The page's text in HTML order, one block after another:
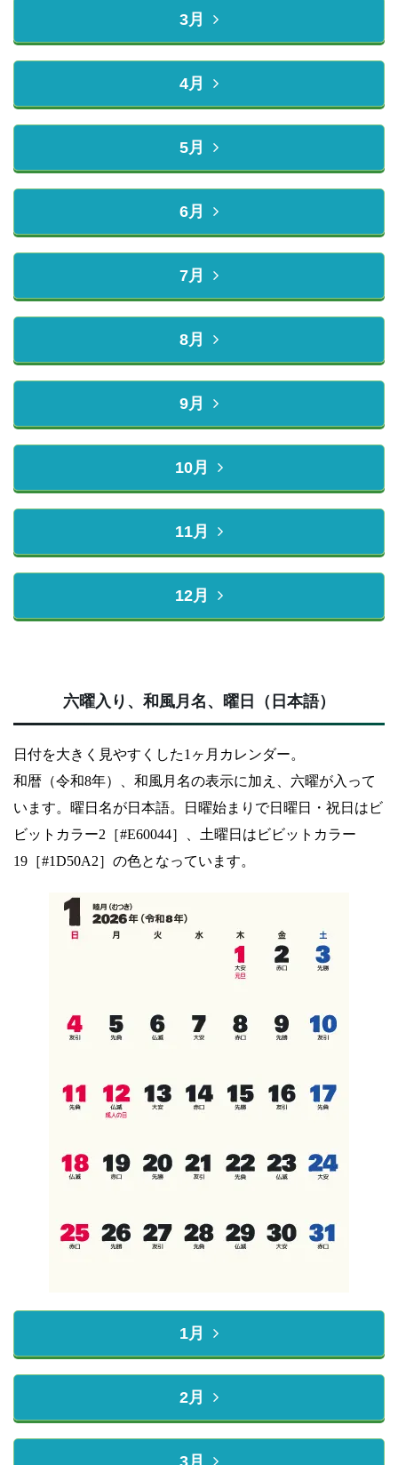
3月
4月
5月
6月
7月
8月
9月
10月
11月
12月
六曜入り、和風月名、曜日（日本語）
日付を大きく見やすくした1ヶ月カレンダー。
和暦（令和8年）、和風月名の表示に加え、六曜が入って
います。曜日名が日本語。日曜始まりで日曜日・祝日はビ
ビットカラー2［#E60044］、土曜日はビビットカラー
19［#1D50A2］の色となっています。
1月
2月
3月